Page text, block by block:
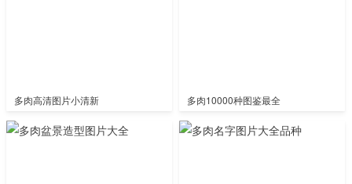
多肉高清图片小清新 多肉10000种图鉴最全